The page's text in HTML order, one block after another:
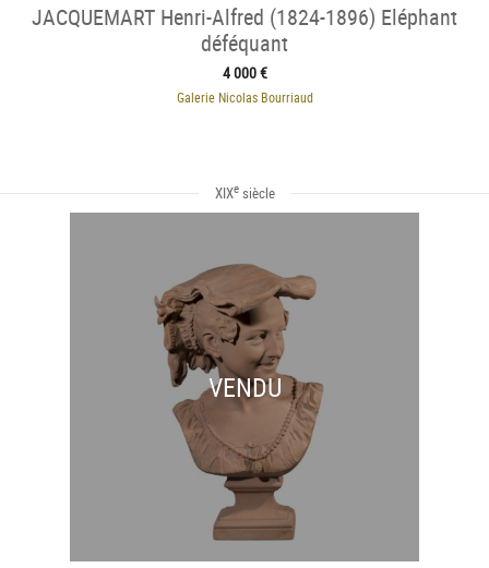
JACQUEMART Henri-Alfred (1824-1896) Eléphant
déféquant
4 000 €
Galerie Nicolas Bourriaud
XIXesiècle
VENDU